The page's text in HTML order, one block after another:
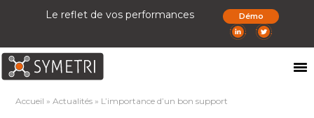
Le reflet de vos performances Démo
Accueil »Actualités » L’importance d’un bon support